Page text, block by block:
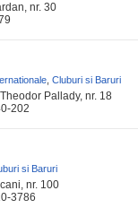
nr. 30
Cluburi si Baruri
Pallady, nr. 18
202
si Baruri
nr. 100
3786